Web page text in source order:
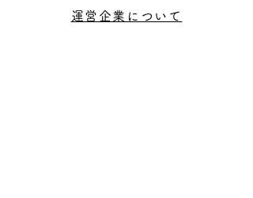
運営企業について